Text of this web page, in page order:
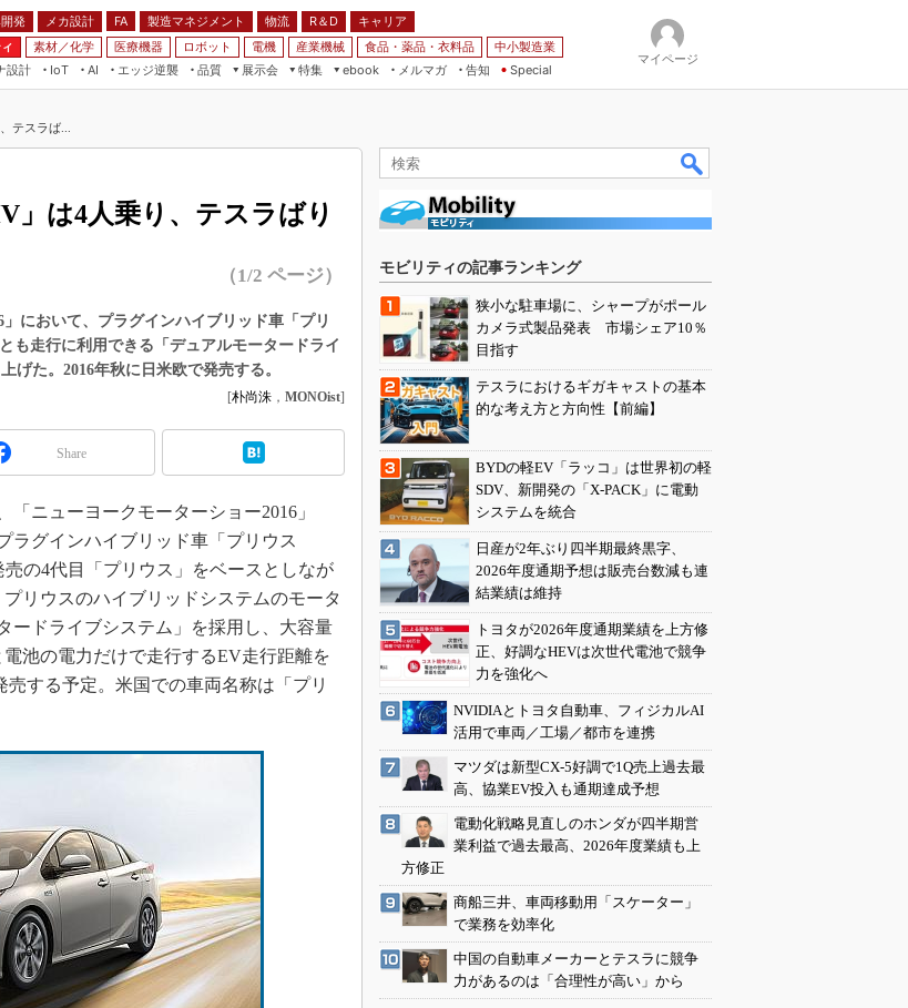
発 メカ設計 FA 製造マネジメント 物流 R＆D
キャリア
素材／化学 医療機器 ロボット 電機 産業機械 食品・薬品・衣料品
中小製造業
設計
IoT
AI
エッジ逆襲 品質
展示会
JIMTOF
IIFES
TECHNO-FRONTIER
人テク展
スマート工場EXPO
日本ものづくりワールド
産業オープンネット展
特集
VR／AR
フィールドサービス
組み込みモデリング
Windows Embedded
無償設計ツール
3Dプリンタ
デジタルツインとCAE
S＆OP
インダストリー4.0
製造業ビッグデータ
グローバル設計・開発
制御セキュリティ
新型コロナへの対応
ebook
FA
モビリティ
メルマガ
告知 Special
マイページ
テスラば...
」は4人乗り、テスラばり
（1/2 ページ）
において、プラグインハイブリッド車「プリ
も走行に利用できる「デュアルモータードライ
げた。2016年秋に日米欧で発売する。
[朴尚洙 ， MONOist]
Share
ニューヨークモーターショー2016」
ラグインハイブリッド車「プリウス
の4代目「プリウス」をベースとしなが
リウスのハイブリッドシステムのモータ
ードライブシステム」を採用し、大容量
池の電力だけで走行するEV走行距離を
する予定。米国での車両名称は「プリ
モビリティの記事ランキング
狭小な駐車場に、シャープがポール
カメラ式製品発表 市場シェア10％
目指す
テスラにおけるギガキャストの基本
的な考え方と方向性【前編】
BYDの軽EV「ラッコ」は世界初の軽
SDV、新開発の「X-PACK」に電動
システムを統合
日産が2年ぶり四半期最終黒字、
2026年度通期予想は販売台数減も連
結業績は維持
トヨタが2026年度通期業績を上方修
正、好調なHEVは次世代電池で競争
力を強化へ
NVIDIAとトヨタ自動車、フィジカルAI
活用で車両／工場／都市を連携
マツダは新型CX-5好調で1Q売上過去最
高、協業EV投入も通期達成予想
電動化戦略見直しのホンダが四半期営
業利益で過去最高、2026年度業績も上
方修正
商船三井、車両移動用「スケーター」
で業務を効率化
中国の自動車メーカーとテスラに競争
力があるのは「合理性が高い」から